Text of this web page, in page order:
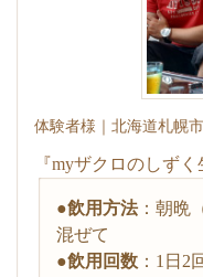
体験者様｜北海道札幌
『myザクロのしずく
●飲用方法：朝晩
混ぜて
●飲用回数：1日2